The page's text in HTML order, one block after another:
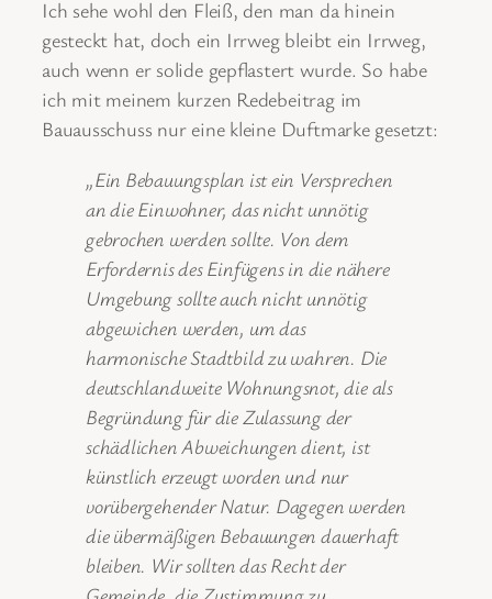
Ich sehe wohl den Fleiß, den man da hinein
gesteckt hat, doch ein Irrweg bleibt ein Irrweg,
auch wenn er solide gepflastert wurde. So habe
ich mit meinem kurzen Redebeitrag im
Bauausschuss nur eine kleine Duftmarke gesetzt:
„Ein Bebauungsplan ist ein Versprechen
an die Einwohner, das nicht unnötig
gebrochen werden sollte. Von dem
Erfordernis des Einfügens in die nähere
Umgebung sollte auch nicht unnötig
abgewichen werden, um das
harmonische Stadtbild zu wahren. Die
deutschlandweite Wohnungsnot, die als
Begründung für die Zulassung der
schädlichen Abweichungen dient, ist
künstlich erzeugt worden und nur
vorübergehender Natur. Dagegen werden
die übermäßigen Bebauungen dauerhaft
bleiben. Wir sollten das Recht der